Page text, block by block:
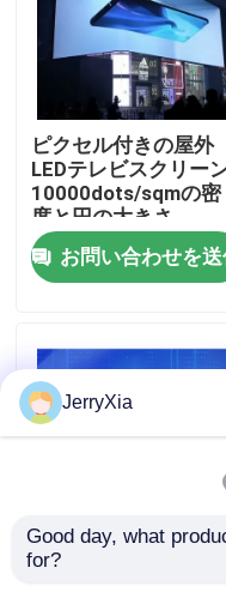
ビデオ
VRショー
わたしたち に つい
工場 ツアー
品質管理
連絡 ください
ピクセル付きの屋外
LEDテレビスクリー
10000dots/sqmの密
度と円の大きさ
お問い合わせを
P8 屋外広告 巨大な
JerryXia
Good day, what
for?